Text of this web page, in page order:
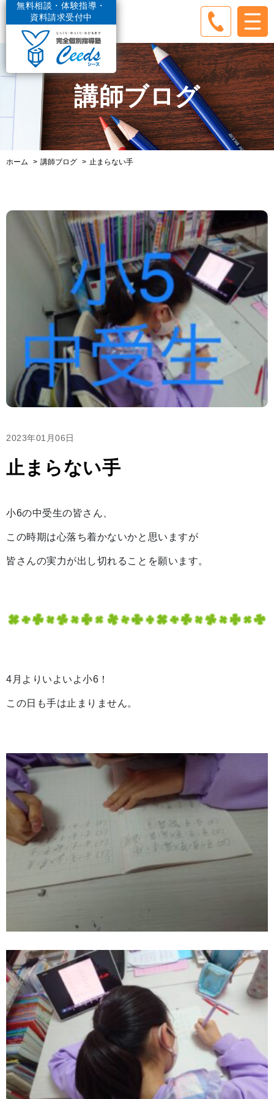
無料相談・体験指導・
資料請求受付中
講師ブログ
ホーム 講師ブログ 止まらない手
2023年01月06日
止まらない手
小6の中受生の皆さん、
この時期は心落ち着かないかと思いますが
皆さんの実力が出し切れることを願います。
4月よりいよいよ小6！
この日も手は止まりません。